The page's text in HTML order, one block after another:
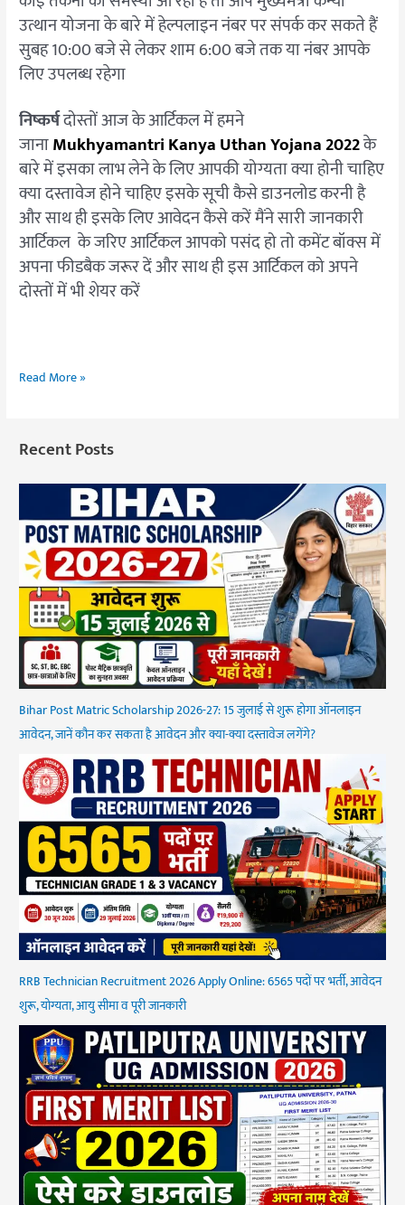
उत्थान योजना के बारे में हेल्पलाइन नंबर पर संपर्क कर सकते हैं
सुबह 10:00 बजे से लेकर शाम 6:00 बजे तक या नंबर आपके
लिए उपलब्ध रहेगा
निष्कर्षदोस्तों आज के आर्टिकल में हमने
जानाMukhyamantri Kanya Uthan Yojana 2022के
बारे में इसका लाभ लेने के लिए आपकी योग्यता क्या होनी चाहिए
क्या दस्तावेज होने चाहिए इसके सूची कैसे डाउनलोड करनी है
और साथ ही इसके लिए आवेदन कैसे करें मैंने सारी जानकारी
आर्टिकल के जरिए आर्टिकल आपको पसंद हो तो कमेंट बॉक्स में
अपना फीडबैक जरूर दें और साथ ही इस आर्टिकल को अपने
दोस्तों में भी शेयर करें
Read More »
Recent Posts
Bihar Post Matric Scholarship 2026-27: 15 जुलाई से शुरू होगा ऑनलाइन
आवेदन, जानें कौन कर सकता है आवेदन और क्या-क्या दस्तावेज लगेंगे?
RRB Technician Recruitment 2026 Apply Online: 6565 पदों पर भर्ती, आवेदन
शुरू, योग्यता, आयु सीमा व पूरी जानकारी